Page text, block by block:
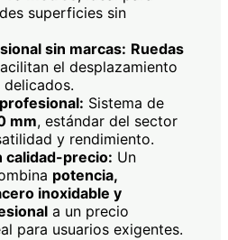
superficies sin
sin marcas: Ruedas
el desplazamiento
delicados.
Sistema de
mm, estándar del sector
y rendimiento.
calidad-precio: Un
potencia,
inoxidable y
a un precio
para usuarios exigentes.